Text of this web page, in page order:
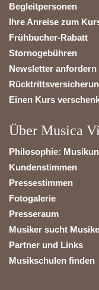
Begleitpersonen
Ihre Anreise zum
Frühbucher-Rabatt
Stornogebühren
Newsletter anfordern
Einen Kurs
Über Musica
Philosophie:
Kundenstimmen
Pressestimmen
Fotogalerie
Presseraum
Musiker sucht
Partner und Links
Musikschulen finden